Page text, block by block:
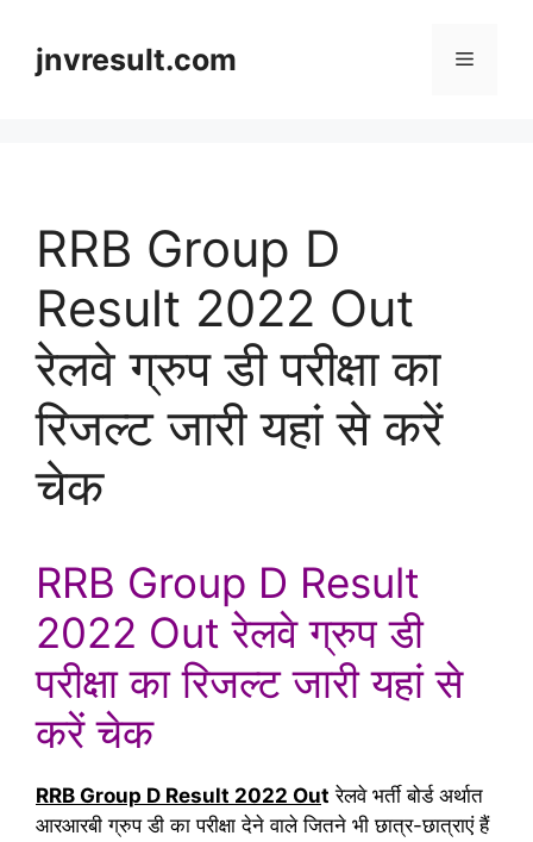
contentjnvresult.com Menu
RRB Group D
Result 2022 Out
रेलवे ग्रुप डी परीक्षा का
रिजल्ट जारी यहां से करें
चेक
RRB Group D Result
2022 Out रेलवे ग्रुप डी
परीक्षा का रिजल्ट जारी यहां से
करें चेक
RRB Group D Result 2022 Out रेलवे भर्ती बोर्ड अर्थात
आरआरबी ग्रुप डी का परीक्षा देने वाले जितने भी छात्र-छात्राएं हैं